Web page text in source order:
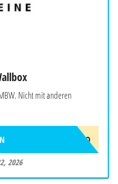
Nicht mit anderen
EVCJULYPROMO
2026